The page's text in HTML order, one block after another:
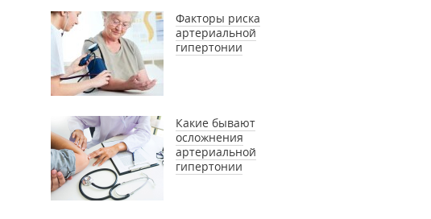
Факторы риска
артериальной
гипертонии
Какие бывают
осложнения
артериальной
гипертонии